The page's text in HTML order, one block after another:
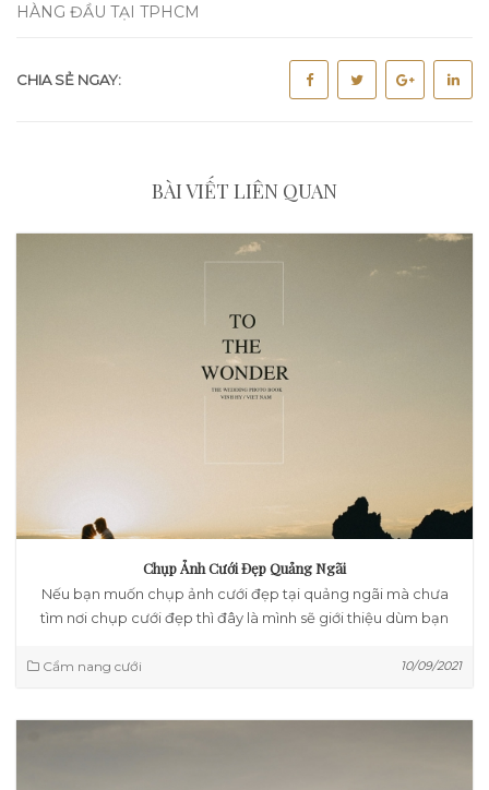
HÀNG ĐẦU TẠI TPHCM
CHIA SẺ NGAY:
BÀI VIẾT LIÊN QUAN
Chụp Ảnh Cưới Đẹp Quảng Ngãi
Nếu bạn muốn chụp ảnh cưới đẹp tại quảng ngãi mà chưa
tìm nơi chụp cưới đẹp thì đây là mình sẽ giới thiệu dùm bạn
Cẩm nang cưới 10/09/2021